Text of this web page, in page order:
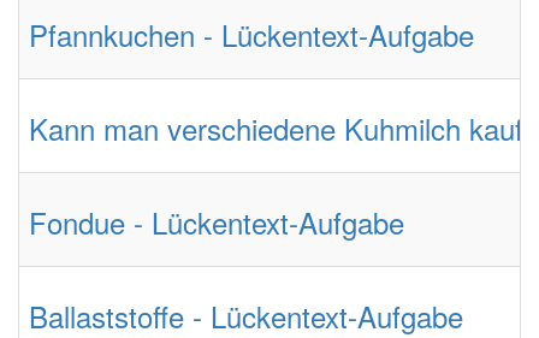
Pfannkuchen - Lückentext-Aufgabe
Kann man verschiedene Kuhmilch
Fondue - Lückentext-Aufgabe
Ballaststoffe - Lückentext-Aufgabe